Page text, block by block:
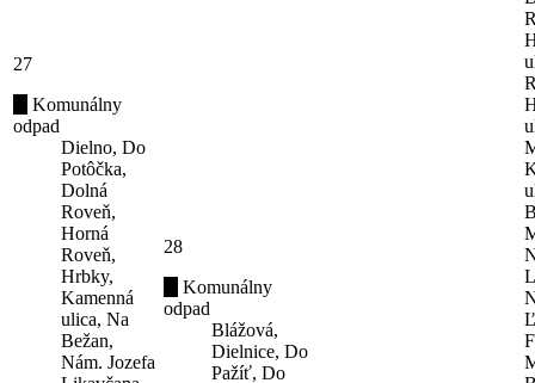
27
Komunálny
odpad
Dielno, Do
Potôčka,
Dolná
Roveň,
Horná
Roveň,
Hrbky,
Kamenná
ulica, Na
Bežan,
Nám. Jozefa
28
Komunálny
odpad
Blážová,
Dielnice, Do
Pažíť, Do